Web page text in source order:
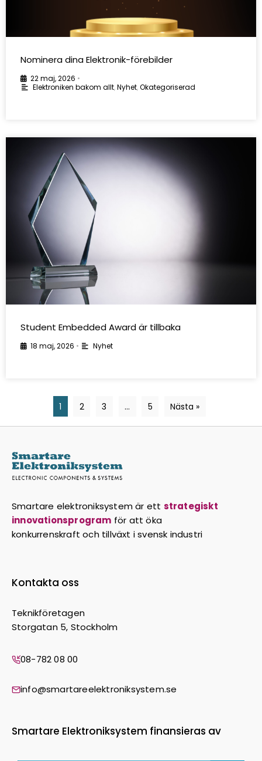
Nominera dina Elektronik-förebilder
22 maj, 2026 •
Elektroniken bakom allt,Nyhet,Okategoriserad
Student Embedded Award är tillbaka
18 maj, 2026 • Nyhet
1 2 3 … 5 Nästa »
Smartare elektroniksystem är ett strategiskt
innovationsprogram för att öka
konkurrenskraft och tillväxt i svensk industri
Kontakta oss
Teknikföretagen
Storgatan 5, Stockholm
08-782 08 00
info@smartareelektroniksystem.se
Smartare Elektroniksystem finansieras av